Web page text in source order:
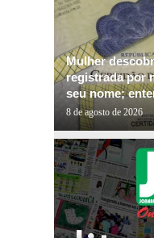
Mulher
registrada por
seu nome;
8 de agosto de 2026